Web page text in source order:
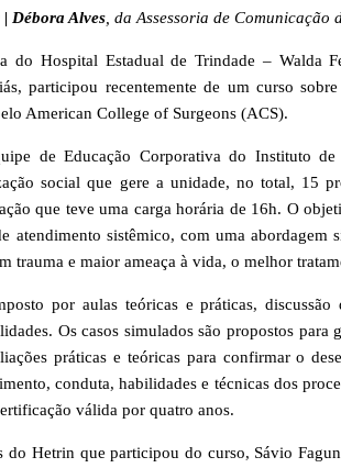
Débora Alves , da Assessoria de Comunicação
do Hospital Estadual de Trindade – Walda
participou recentemente de um curso
American College of Surgeons (ACS).
de Educação Corporativa do Instituto de
social que gere a unidade, no total, 15
que teve uma carga horária de 16h. O
atendimento sistêmico, com uma abordagem
trauma e maior ameaça à vida, o melhor
por aulas teóricas e práticas, discussão
Os casos simulados são propostos
práticas e teóricas para confirmar o
conduta, habilidades e técnicas dos
válida por quatro anos.
do Hetrin que participou do curso, Sávio